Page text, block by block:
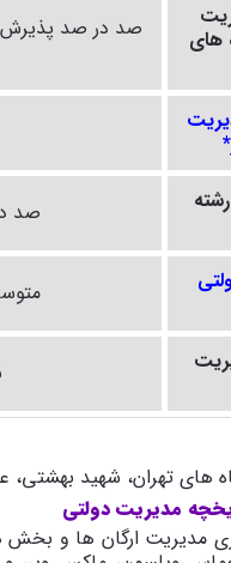
های
رشته
صد
های تهران، شهید
مدیریت دولتی
مدیریت ارگان ها و